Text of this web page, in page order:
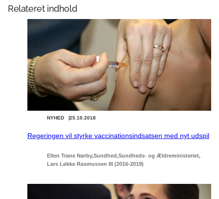
Relateret indhold
25.10.2018
NYHED
Regeringen vil styrke vaccinationsindsatsen med nyt udspil
Ellen Trane Nørby Sundhed Sundheds- og Ældreministeriet
Lars Løkke Rasmussen III (2016-2019)